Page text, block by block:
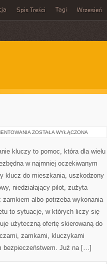
Spis Treści Tagi Wrzesień
DORABIANIE
ZOSTAŁA WYŁĄCZONA
kluczy to pomoc, która dla wielu
w najmniej oczekiwanym
klucz do mieszkania, uszkodzony
niedziałający pilot, zużyta
zamkiem albo potrzeba wykonania
to sytuacje, w których liczy się
użyteczną ofertę skierowaną do
zamkami, kluczykami
bezpieczeństwem. Już na […]